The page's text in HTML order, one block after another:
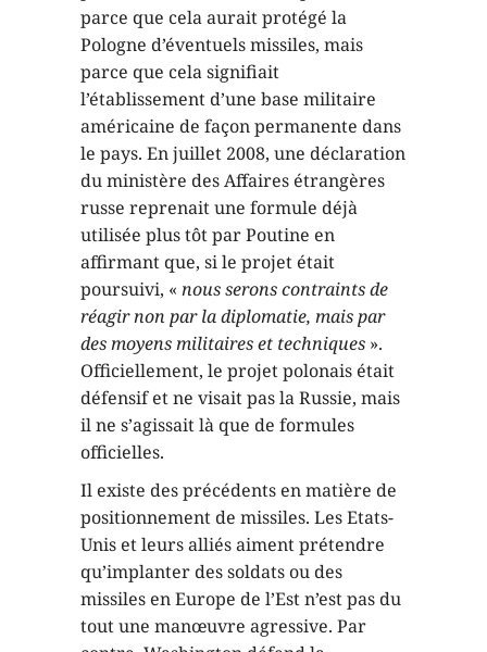
parce que cela aurait protégé la
Pologne d’éventuels missiles, mais
parce que cela signifiait
l’établissement d’une base militaire
américaine de façon permanente dans
le pays. En juillet 2008, une déclaration
du ministère des Affaires étrangères
russe reprenait une formule déjà
utilisée plus tôt par Poutine en
affirmant que, si le projet était
poursuivi, « nous serons contraints de
réagir non par la diplomatie, mais par
des moyens militaires et techniques ».
Officiellement, le projet polonais était
défensif et ne visait pas la Russie, mais
il ne s’agissait là que de formules
officielles.
Il existe des précédents en matière de
positionnement de missiles. Les Etats-
Unis et leurs alliés aiment prétendre
qu’implanter des soldats ou des
missiles en Europe de l’Est n’est pas du
tout une manœuvre agressive. Par